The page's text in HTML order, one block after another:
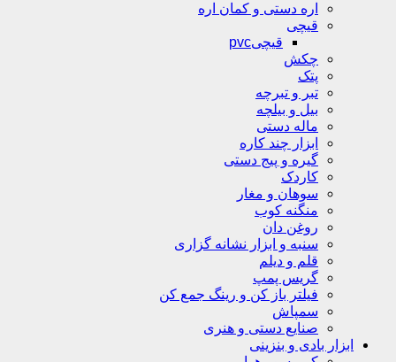
اره دستی و کمان اره
قیچی
قیچیpvc
چکش
پتک
تبر و تبرچه
بیل و بیلچه
ماله دستی
ابزار چند کاره
گیره و پیج دستی
کاردک
سوهان و مغار
منگنه کوب
روغن دان
سنبه و ابزار نشانه گزاری
قلم و دیلم
گریس پمپ
فیلتر باز کن و رینگ جمع کن
سمپاش
صنایع دستی و هنری
ابزار بادی و بنزینی